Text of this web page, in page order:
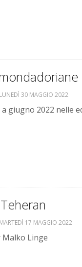
LUNEDÌ 30 MAGGIO 2022
a giugno 2022 nelle
MARTEDÌ 17 MAGGIO 2022
Linge